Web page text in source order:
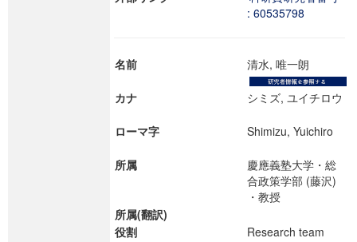
: 60535798
名前 清水, 唯一朗
カナ シミズ, ユイチロウ
ローマ字 Shimizu, Yuichiro
所属
慶應義塾大学・総
合政策学部 (藤沢)
・教授
所属(翻訳)
役割
Research team